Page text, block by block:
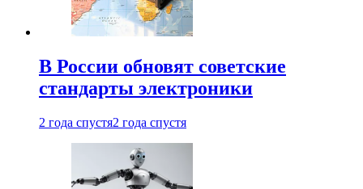
В России обновят советские
стандарты электроники
2 года спустя2 года спустя